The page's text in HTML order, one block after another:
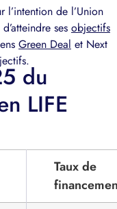
l’intention de l’Union
ses objectifs
Green Deal et Next
du
LIFE
Taux de